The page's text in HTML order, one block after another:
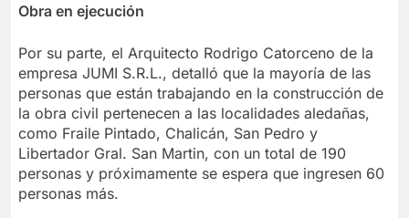
Obra en ejecución
Por su parte, el Arquitecto Rodrigo Catorceno de la
empresa JUMI S.R.L., detalló que la mayoría de las
personas que están trabajando en la construcción de
la obra civil pertenecen a las localidades aledañas,
como Fraile Pintado, Chalicán, San Pedro y
Libertador Gral. San Martin, con un total de 190
personas y próximamente se espera que ingresen 60
personas más.